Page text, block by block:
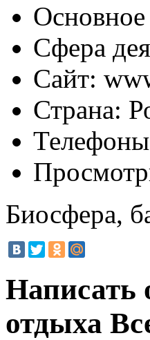
Основное
Сфера
Сайт:
Страна:
Биосфера,
Написать
отдыха